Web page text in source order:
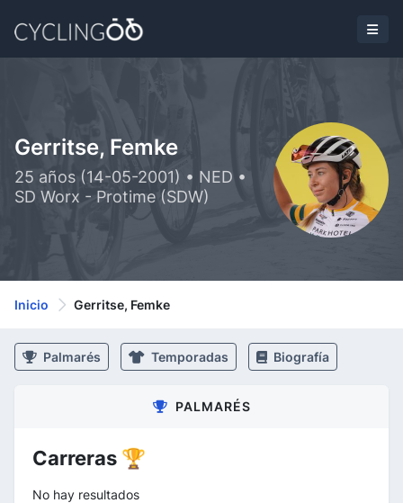
Gerritse, Femke
25 años (14-05-2001) • NED •
SD Worx - Protime (SDW)
Inicio Gerritse, Femke
Palmarés Temporadas Biografía
PALMARÉS
Carreras 🏆
No hay resultados